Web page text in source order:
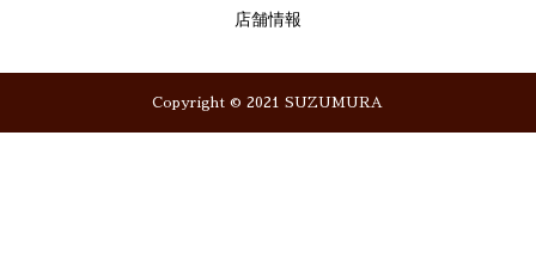
店舗情報
Copyright © 2021 SUZUMURA